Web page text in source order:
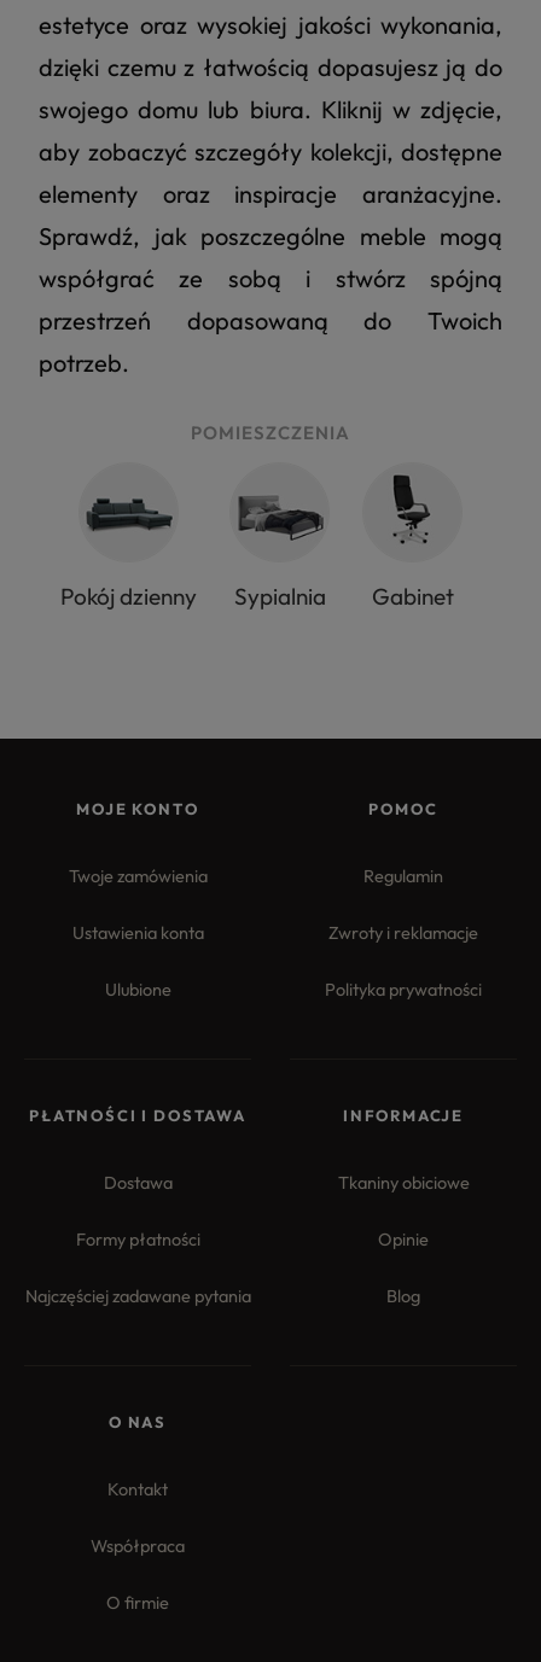
estetyce oraz wysokiej jakości wykonania,
dzięki czemu z łatwością dopasujesz ją do
swojego domu lub biura. Kliknij w zdjęcie,
aby zobaczyć szczegóły kolekcji, dostępne
elementy oraz inspiracje aranżacyjne.
Sprawdź, jak poszczególne meble mogą
współgrać ze sobą i stwórz spójną
przestrzeń dopasowaną do Twoich
potrzeb.
POMIESZCZENIA
Pokój dzienny Sypialnia Gabinet
MOJE KONTO
Twoje zamówienia
Ustawienia konta
Ulubione
POMOC
Regulamin
Zwroty i reklamacje
Polityka prywatności
PŁATNOŚCI I DOSTAWA
Dostawa
Formy płatności
Najczęściej zadawane pytania
INFORMACJE
Tkaniny obiciowe
Opinie
Blog
O NAS
Kontakt
Współpraca
O firmie